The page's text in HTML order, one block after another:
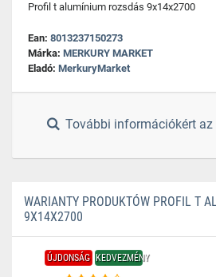
Profil t alumínium rozsdás 9x14x2700
Ean: 8013237150273
Márka: MERKURY MARKET
Eladó: MerkuryMarket
További információkért
WARIANTY PRODUKTÓW PROFIL T
9X14X2700
ÚJDONSÁG KEDVEZMÉNY